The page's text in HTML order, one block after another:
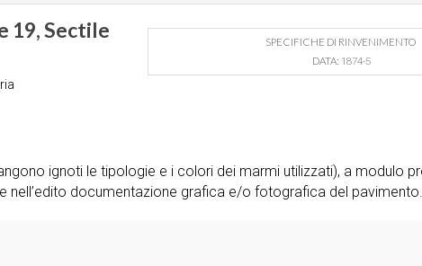
SPECIFICHE DI RINVENIMENTO
DATA: 1874-5
19, Sectile
ignoti le tipologie e i colori dei marmi utilizzati), a modulo
nell’edito documentazione grafica e/o fotografica del pavimento.